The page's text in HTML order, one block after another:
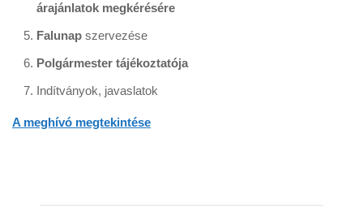
árajánlatok megkérésére
Falunap szervezése
Polgármester tájékoztatója
Indítványok, javaslatok
A meghívó megtekintése